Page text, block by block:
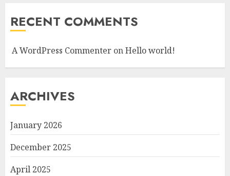
RECENT COMMENTS
A WordPress Commenter onHello world!
ARCHIVES
January 2026
December 2025
April 2025